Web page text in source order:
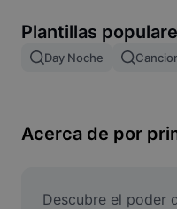
Image merge
Resize Image
Meme Generator
Plantillas
Day Noche
Acerca de por
Descubre el poder